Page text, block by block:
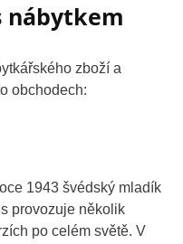
nábytkem
zboží a
obchodech:
1943 švédský mladík
provozuje několik
po celém světě. V